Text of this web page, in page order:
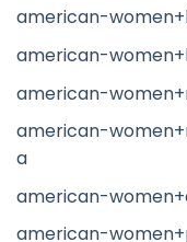
american-
american-
american-
american-
a
american-
american-